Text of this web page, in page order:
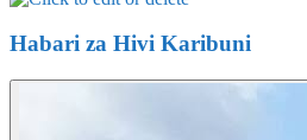
Habari za Hivi Karibuni